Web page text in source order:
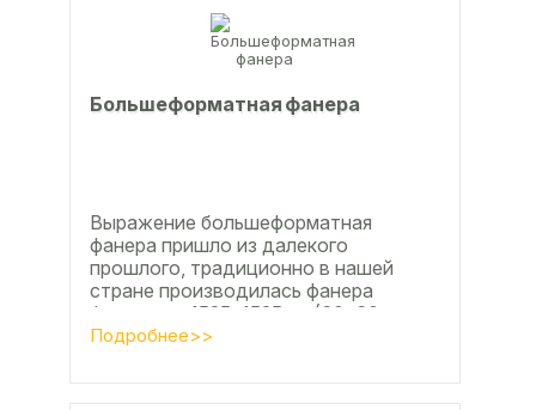
Большеформатная фанера
Выражение большеформатная
фанера пришло из далекого
прошлого, традиционно в нашей
стране производилась фанера
форматом 1525х1525мм (60х60
дюймов), форматы отличающиеся в
Подробнее>>